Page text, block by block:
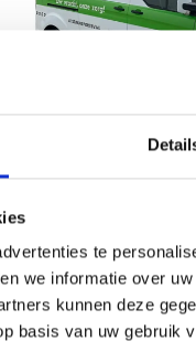
te
we informatie over
kunnen deze
basis van uw gebruik
Aantal blokpallets